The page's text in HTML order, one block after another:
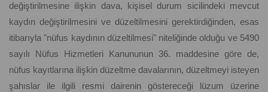
değiştirilmesine ilişkin dava, kişisel durum sicilindeki mevcut
kaydın değiştirilmesini ve düzeltilmesini gerektirdiğinden, esas
itibarıyla "nüfus kaydının düzeltilmesi" niteliğinde olduğu ve 5490
sayılı Nüfus Hizmetleri Kanununun 36. maddesine göre de,
nüfus kayıtlarına ilişkin düzeltme davalarının, düzeltmeyi isteyen
şahıslar ile ilgili resmi dairenin göstereceği lüzum üzerine